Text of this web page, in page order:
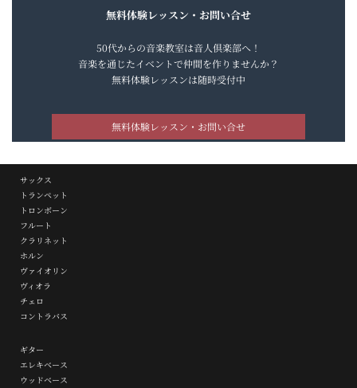
無料体験レッスン・お問い合せ
50代からの音楽教室は音人倶楽部へ！
音楽を通じたイベントで仲間を作りませんか？
無料体験レッスンは随時受付中
無料体験レッスン・お問い合せ
サックス
トランペット
トロンボーン
フルート
クラリネット
ホルン
ヴァイオリン
ヴィオラ
チェロ
コントラバス
ギター
エレキベース
ウッドベース